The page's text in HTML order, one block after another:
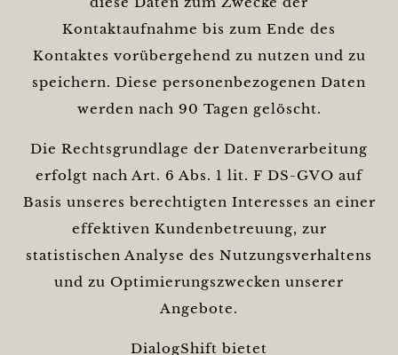
Kontaktaufnahme bis zum Ende des
Kontaktes vorübergehend zu nutzen und zu
speichern. Diese personenbezogenen Daten
werden nach 90 Tagen gelöscht.
Die Rechtsgrundlage der Datenverarbeitung
erfolgt nach Art. 6 Abs. 1 lit. F DS-GVO auf
Basis unseres berechtigten Interesses an einer
effektiven Kundenbetreuung, zur
statistischen Analyse des Nutzungsverhaltens
und zu Optimierungszwecken unserer
Angebote.
DialogShift bietet